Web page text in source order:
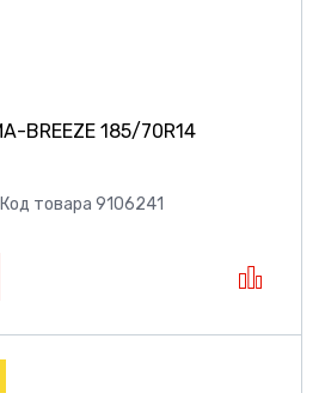
BREEZE 185/70R14
Код товара 9106241